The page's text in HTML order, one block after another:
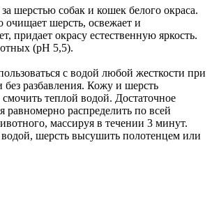
шерстью собак и кошек белого окраса.
шерсть, освежает и
придает окрасу естественную яркость.
(pH 5,5).
с водой любой жесткости при
без разбавления. Кожу и шерсть
теплой водой. Достаточное
равномерно распределить по всей
массируя в течении 3 минут.
шерсть высушить полотенцем или